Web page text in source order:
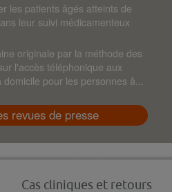
les patients âgés atteints de
leur suivi médicamenteux
originale par la méthode des
l'accès téléphonique aux
pour les personnes â...
revues de presse
Cas cliniques et retours